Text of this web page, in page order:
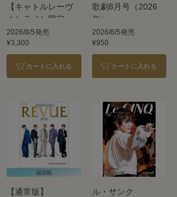
【キャトルレーヴ
オンライン限定
版】TAKARAZUKA
REVUE 2026
2026/8/5発売
¥3,300
カートに入れる
歌劇8月号（2026
年）
2026/8/5発売
¥950
カートに入れる
【通常版】
ル・サンク